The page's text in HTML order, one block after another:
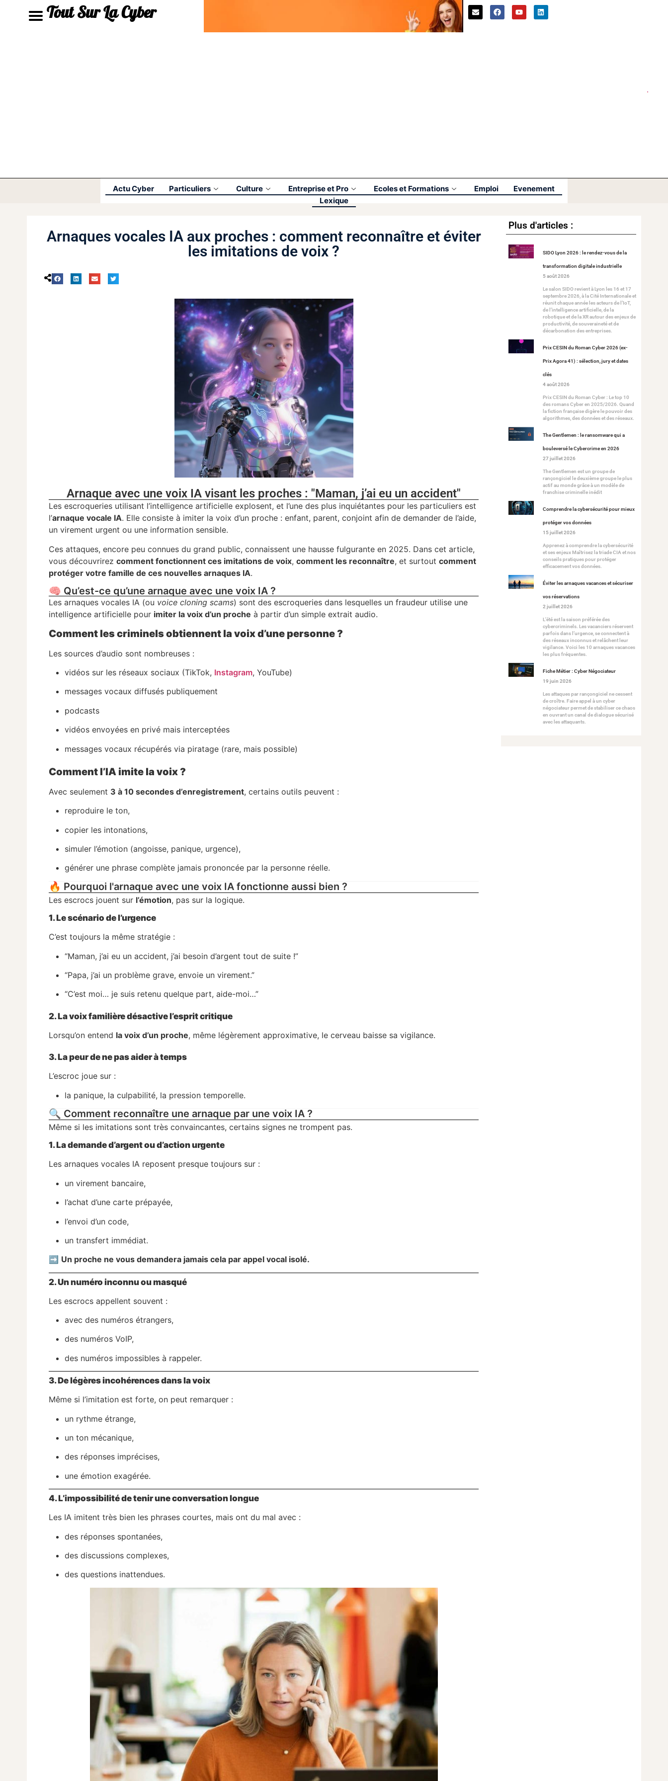
Tout Sur La Cyber
Actu Cyber Particuliers Culture Entreprise et Pro Ecoles et Formations Emploi
Evenement
Lexique
Arnaques vocales IA aux proches : comment reconnaître et éviter
les imitations de voix ?
Arnaque avec une voix IA visant les proches : "Maman, j’ai eu un accident"
Les escroqueries utilisant l’intelligence artificielle explosent, et l’une des plus inquiétantes pour les particuliers est
l’arnaque vocale IA. Elle consiste à imiter la voix d’un proche : enfant, parent, conjoint afin de demander de l’aide,
un virement urgent ou une information sensible.
Ces attaques, encore peu connues du grand public, connaissent une hausse fulgurante en 2025. Dans cet article,
vous découvrirezcomment fonctionnent ces imitations de voix,comment les reconnaître, et surtoutcomment
protéger votre famille de ces nouvelles arnaques IA.
🧠 Qu’est-ce qu’une arnaque avec une voix IA ?
Les arnaques vocales IA (ou voice cloning scams) sont des escroqueries dans lesquelles un fraudeur utilise une
intelligence artificielle pour imiter la voix d’un proche à partir d’un simple extrait audio.
Comment les criminels obtiennent la voix d’une personne ?
Les sources d’audio sont nombreuses :
vidéos sur les réseaux sociaux (TikTok, Instagram, YouTube)
messages vocaux diffusés publiquement
podcasts
vidéos envoyées en privé mais interceptées
messages vocaux récupérés via piratage (rare, mais possible)
Comment l’IA imite la voix ?
Avec seulement 3 à 10 secondes d’enregistrement, certains outils peuvent :
reproduire le ton,
copier les intonations,
simuler l’émotion (angoisse, panique, urgence),
générer une phrase complète jamais prononcée par la personne réelle.
🔥 Pourquoi l'arnaque avec une voix IA fonctionne aussi bien ?
Les escrocs jouent sur l’émotion, pas sur la logique.
1. Le scénario de l’urgence
C’est toujours la même stratégie :
“Maman, j’ai eu un accident, j’ai besoin d’argent tout de suite !”
“Papa, j’ai un problème grave, envoie un virement.”
“C’est moi… je suis retenu quelque part, aide-moi…”
2. La voix familière désactive l’esprit critique
Lorsqu’on entend la voix d’un proche, même légèrement approximative, le cerveau baisse sa vigilance.
3. La peur de ne pas aider à temps
L’escroc joue sur :
la panique, la culpabilité, la pression temporelle.
🔍 Comment reconnaître une arnaque par une voix IA ?
Même si les imitations sont très convaincantes, certains signes ne trompent pas.
1. La demande d’argent ou d’action urgente
Les arnaques vocales IA reposent presque toujours sur :
un virement bancaire,
l’achat d’une carte prépayée,
l’envoi d’un code,
un transfert immédiat.
➡️ Un proche ne vous demandera jamais cela par appel vocal isolé.
2. Un numéro inconnu ou masqué
Les escrocs appellent souvent :
avec des numéros étrangers,
des numéros VoIP,
des numéros impossibles à rappeler.
3. De légères incohérences dans la voix
Même si l’imitation est forte, on peut remarquer :
un rythme étrange,
un ton mécanique,
des réponses imprécises,
une émotion exagérée.
4. L’impossibilité de tenir une conversation longue
Les IA imitent très bien les phrases courtes, mais ont du mal avec :
des réponses spontanées,
des discussions complexes,
des questions inattendues.
Plus d'articles :
SIDO Lyon 2026 : le rendez-vous de la
transformation digitale industrielle
5 août 2026
Le salon SIDO revient à Lyon les 16 et 17
septembre 2026, à la Cité Internationale et
réunit chaque année les acteurs de l’IoT,
de l’intelligence artificielle, de la
robotique et de la XR autour des enjeux de
productivité, de souveraineté et de
décarbonation des entreprises.
Prix CESIN du Roman Cyber 2026 (ex-
Prix Agora 41) : sélection, jury et dates
clés
4 août 2026
Prix CESIN du Roman Cyber : Le top 10
des romans Cyber en 2025/2026. Quand
la fiction française digère le pouvoir des
algorithmes, des données et des réseaux.
The Gentlemen : le ransomware qui a
bouleversé le Cybercrime en 2026
27 juillet 2026
The Gentlemen est un groupe de
rançongiciel le deuxième groupe le plus
actif au monde grâce à un modèle de
franchise criminelle inédit
Comprendre la cybersécurité pour mieux
protéger vos données
15 juillet 2026
Apprenez à comprendre la cybersécurité
et ses enjeux Maîtrisez la triade CIA et nos
conseils pratiques pour protéger
efficacement vos données.
Éviter les arnaques vacances et sécuriser
vos réservations
2 juillet 2026
L’été est la saison préférée des
cybercriminels. Les vacanciers réservent
parfois dans l’urgence, se connectent à
des réseaux inconnus et relâchent leur
vigilance. Voici les 10 arnaques vacances
les plus fréquentes.
Fiche Métier : Cyber Négociateur
19 juin 2026
Les attaques par rançongiciel ne cessent
de croître. Faire appel à un cyber
négociateur permet de stabiliser ce chaos
en ouvrant un canal de dialogue sécurisé
avec les attaquants.